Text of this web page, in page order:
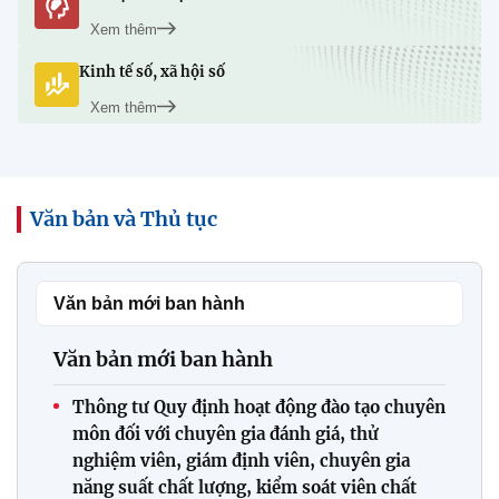
Xem thêm
Kinh tế số, xã hội số
Xem thêm
Văn bản và Thủ tục
Văn bản mới ban hành
Văn bản mới ban hành
Thông tư Quy định hoạt động đào tạo chuyên
môn đối với chuyên gia đánh giá, thử
nghiệm viên, giám định viên, chuyên gia
năng suất chất lượng, kiểm soát viên chất